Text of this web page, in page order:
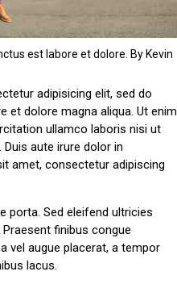
est labore et dolore. By Kevin
adipisicing elit, sed do
et dolore magna aliqua. Ut enim
ullamco laboris nisi ut
aute irure dolor in
amet, consectetur adipiscing
porta. Sed eleifend ultricies
finibus congue
vel augue placerat, a tempor
lacus.